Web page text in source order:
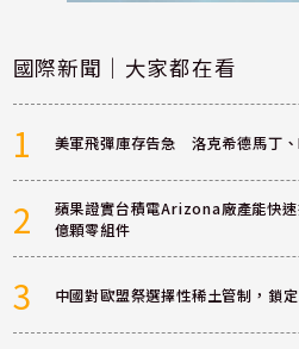
國際新聞｜大家都在看
1 美軍飛彈庫存告急 洛克希德馬丁
2
蘋果證實台積電Arizona廠產能快
億顆零組件
3 中國對歐盟祭選擇性稀土管制，鎖